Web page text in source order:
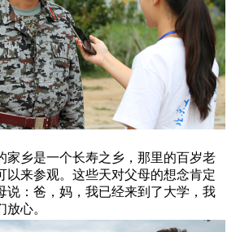
家乡是一个长寿之乡，那里的百岁老
以来参观。这些天对父母的想念肯定
说：爸，妈，我已经来到了大学，我
心。